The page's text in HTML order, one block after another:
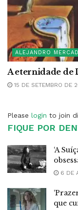
ALEJANDRO
A eternidade de
15 DE SETEMBRO DE
Please login to join
FIQUE POR
‘A
6 DE
que